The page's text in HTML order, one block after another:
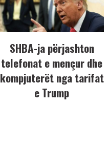
SHBA-ja përjashton
telefonat e mençur dhe
kompjuterët nga tarifat
e Trump